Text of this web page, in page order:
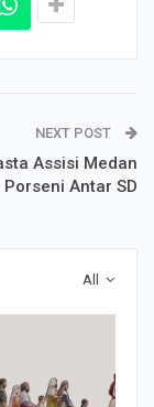
NEXT POST
Assisi Medan
Porseni Antar SD
All